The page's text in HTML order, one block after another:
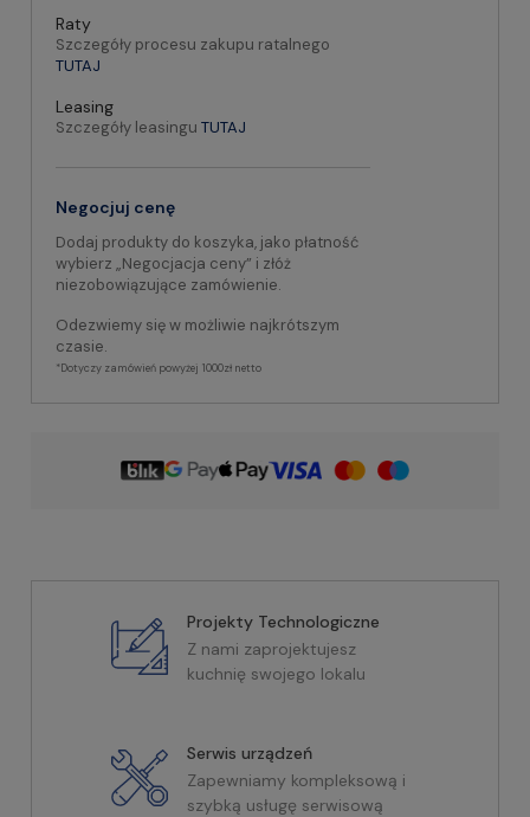
Raty
Szczegóły procesu zakupu ratalnego
TUTAJ
Leasing
Szczegóły leasingu TUTAJ
Negocjuj cenę
Dodaj produkty do koszyka, jako płatność
wybierz „Negocjacja ceny” i złóż
niezobowiązujące zamówienie.
Odezwiemy się w możliwie najkrótszym
czasie.
*Dotyczy zamówień powyżej 1000zł netto
Projekty Technologiczne
Z nami zaprojektujesz
kuchnię swojego lokalu
Serwis urządzeń
Zapewniamy kompleksową i
szybką usługę serwisową